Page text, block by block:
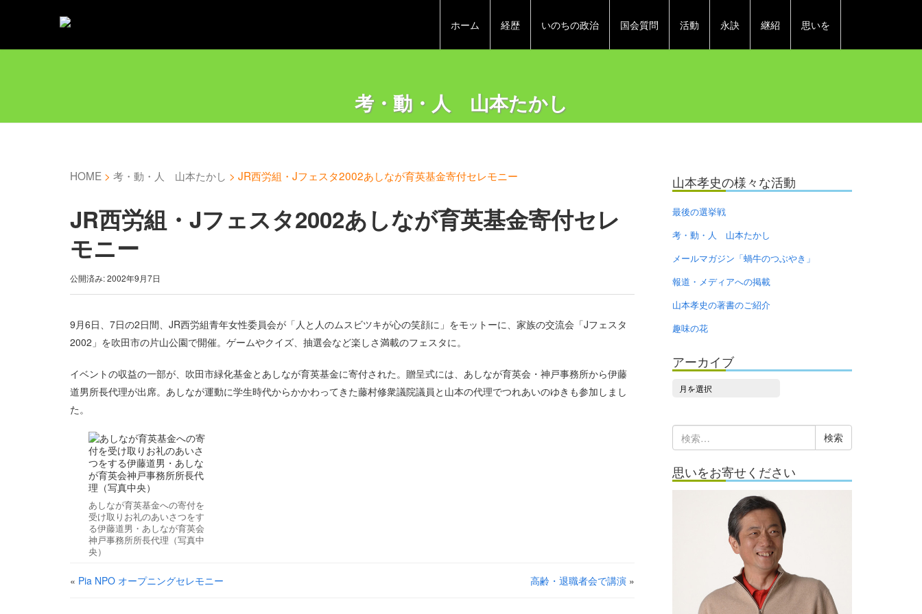
ホーム 経歴 いのちの政治 国会質問 活動 永訣 継紹 思いを
考・動・人 山本たかし
HOME > 考・動・人 山本たかし > JR西労組・Jフェスタ2002あしなが育英基金寄付セレモニー
JR西労組・Jフェスタ2002あしなが育英基金寄付セレ
モニー
公開済み: 2002年9月7日
9月6日、7日の2日間、JR西労組青年女性委員会が「人と人のムスビツキが心の笑顔に」をモットーに、家族の交流会「Jフェスタ
2002」を吹田市の片山公園で開催。ゲームやクイズ、抽選会など楽しさ満載のフェスタに。
イベントの収益の一部が、吹田市緑化基金とあしなが育英基金に寄付された。贈呈式には、あしなが育英会・神戸事務所から伊藤
道男所長代理が出席。あしなが運動に学生時代からかかわってきた藤村修衆議院議員と山本の代理でつれあいのゆきも参加しまし
た。
あしなが育英基金への寄付を
受け取りお礼のあいさつをす
る伊藤道男・あしなが育英会
神戸事務所所長代理（写真中
央）
« Pia NPO オープニングセレモニー 高齢・退職者会で講演»
山本孝史の様々な活動
最後の選挙戦
考・動・人 山本たかし
メールマガジン「蝸牛のつぶやき」
報道・メディアへの掲載
山本孝史の著書のご紹介
趣味の花
アーカイブ
カ
索:
思いをお寄せください